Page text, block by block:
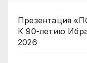
Презентация
К 90-летию
2026